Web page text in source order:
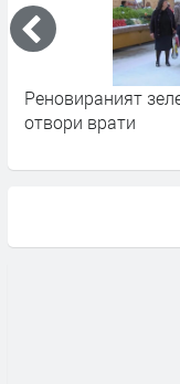
Реновираният
отвори врати